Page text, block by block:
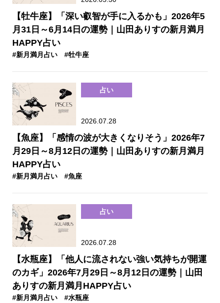
【牡牛座】「深い叡智が手に入るかも」2026年5
月31日～6月14日の運勢｜山田ありすの新月満月
HAPPY占い
#新月満月占い #牡牛座
占い
2026.07.28
【魚座】「感情の波が大きくなりそう」2026年7
月29日～8月12日の運勢｜山田ありすの新月満月
HAPPY占い
#新月満月占い #魚座
占い
2026.07.28
【水瓶座】「他人に流されない強い気持ちが開運
のカギ」2026年7月29日～8月12日の運勢｜山田
ありすの新月満月HAPPY占い
#新月満月占い #水瓶座